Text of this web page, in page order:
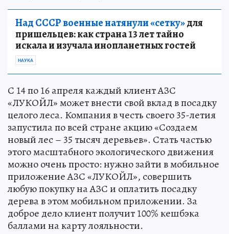
Над СССР военные натянули «сетку»для
пришельцев: как страна 13 лет тайно
искала и изучала инопланетных гостей
НАУКА
С 14 по 16 апреля каждый клиент АЗС
«ЛУКОЙЛ» может внести свой вклад в посадку
целого леса. Компания в честь своего 35-летия
запустила по всей стране акцию «Создаем
новый лес – 35 тысяч деревьев». Стать частью
этого масштабного экологического движения
можно очень просто: нужно зайти в мобильное
приложение АЗС «ЛУКОЙЛ», совершить
любую покупку на АЗС и оплатить посадку
дерева в этом мобильном приложении. За
доброе дело клиент получит 100% кешбэка
баллами на карту лояльности.